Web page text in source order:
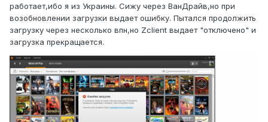
работает,ибо я из Украины. Сижу через ВанДрайв,но при
возобновлении загрузки выдает ошибку. Пытался продолжить
загрузку через несколько впн,но Zclient выдает "отключено" и
загрузка прекращается.